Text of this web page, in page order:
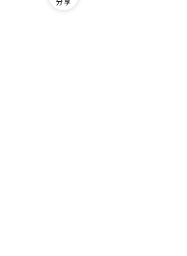
分享